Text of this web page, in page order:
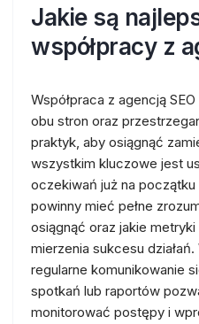
Jakie są
współpracy z
Współpraca z agencją
obu stron oraz
praktyk, aby osiągnąć
wszystkim kluczowe jest
oczekiwań już na
powinny mieć pełne
osiągnąć oraz jakie
mierzenia sukcesu
regularne komunikowanie
spotkań lub raportów
monitorować postępy i